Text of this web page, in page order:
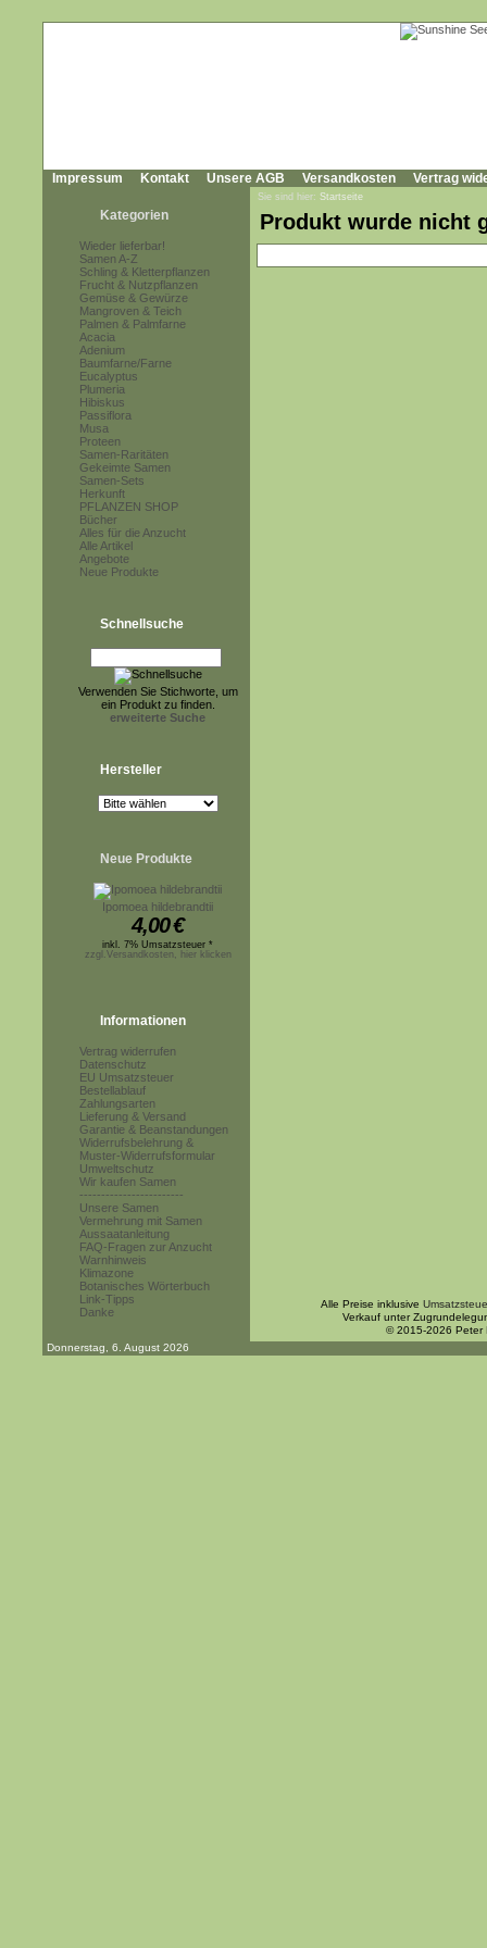
Impressum Kontakt Unsere AGB Versandkosten Vertrag
Kategorien
Wieder lieferbar!
Samen A-Z
Schling & Kletterpflanzen
Frucht & Nutzpflanzen
Gemüse & Gewürze
Mangroven & Teich
Palmen & Palmfarne
Acacia
Adenium
Baumfarne/Farne
Eucalyptus
Plumeria
Hibiskus
Passiflora
Musa
Proteen
Samen-Raritäten
Gekeimte Samen
Samen-Sets
Herkunft
PFLANZEN SHOP
Bücher
Alles für die Anzucht
Alle Artikel
Angebote
Neue Produkte
Schnellsuche
Verwenden Sie Stichworte, um
ein Produkt zu finden.
erweiterte Suche
Hersteller
Neue Produkte
Ipomoea hildebrandtii
4,00€
inkl. 7% Umsatzsteuer *
zzgl.Versandkosten, hier klicken
Informationen
Vertrag widerrufen
Datenschutz
EU Umsatzsteuer
Bestellablauf
Zahlungsarten
Lieferung & Versand
Garantie & Beanstandungen
Widerrufsbelehrung &
Muster-Widerrufsformular
Umweltschutz
Wir kaufen Samen
------------------------
Unsere Samen
Vermehrung mit Samen
Aussaatanleitung
FAQ-Fragen zur Anzucht
Warnhinweis
Klimazone
Botanisches Wörterbuch
Link-Tipps
Danke
Sie sind hier: Startseite
Produkt wurde nicht
Alle Preise inklusive
Verkauf unter
© 2015-2026 Peter
Donnerstag, 6. August 2026